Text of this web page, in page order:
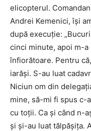
elicopterul.
Andrei Kemenici, îşi
după execuţie:
cinci minute, apoi m-
înfiorătoare. Pentru
iarăşi. S-au luat
Niciun om din
mine, să-mi fi spus c-
cu toţii. Ca şi când n-
şi şi-au luat tălpăşiţa.